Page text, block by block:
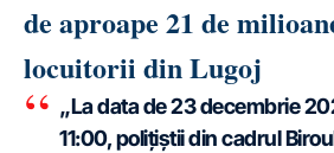
de aproape 21 de
locuitorii din Lugoj
„La data de 23 decembrie
11:00, polițiștii din cadrul